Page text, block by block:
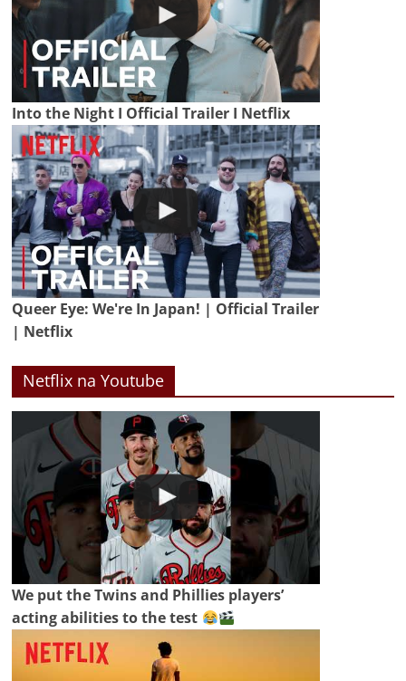
Into the Night I Official Trailer I Netflix
Queer Eye: We're In Japan! | Official Trailer
| Netflix
Netflix na Youtube
We put the Twins and Phillies players’
acting abilities to the test